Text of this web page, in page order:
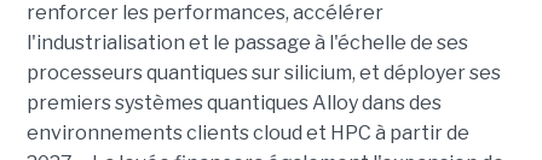
renforcer les performances, accélérer
l'industrialisation et le passage à l'échelle de ses
processeurs quantiques sur silicium, et déployer ses
premiers systèmes quantiques Alloy dans des
environnements clients cloud et HPC à partir de